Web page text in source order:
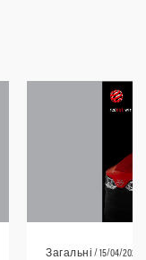
Загальні / 15/04/2025